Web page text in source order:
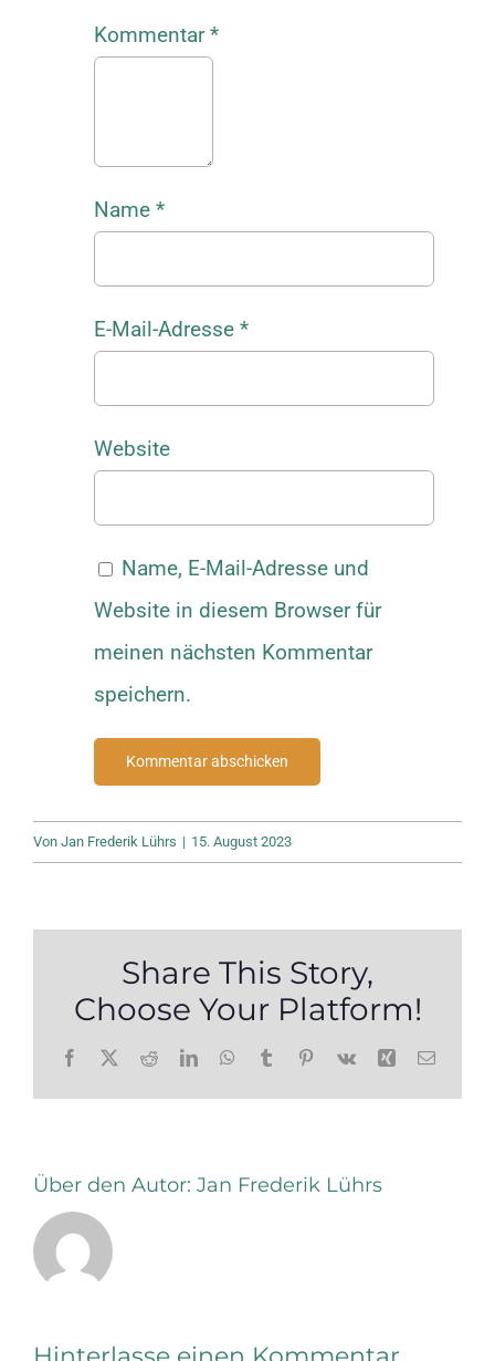
Kommentar*
Name *
E-Mail-Adresse *
Website
Name, E-Mail-Adresse und
Website in diesem Browser für
meinen nächsten Kommentar
speichern.
Von Jan Frederik Lührs | 15. August 2023
Share This Story,
Choose Your Platform!
Facebook
X RedditLinkedInWhatsApp
TumblrPinterest
Vk Xing E-
Über den Autor: Jan Frederik Lührs